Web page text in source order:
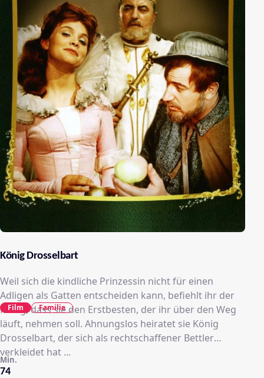
König Drosselbart
Weil sich die kindliche Prinzessin nicht für einen
Adligen als Gatten entscheiden kann, befiehlt ihr der
König, dass sie den Erstbesten, der ihr über den Weg
läuft, nehmen soll. Ahnungslos heiratet sie König
Drosselbart, der sich als rechtschaffener Bettler
verkleidet hat ...
74
Min.
Film Familie